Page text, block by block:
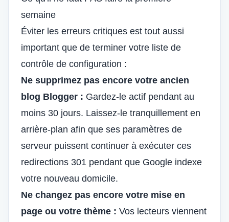
semaine
Éviter les erreurs critiques est tout aussi
important que de terminer votre liste de
contrôle de configuration :
Ne supprimez pas encore votre ancien
blog Blogger : Gardez-le actif pendant au
moins 30 jours. Laissez-le tranquillement en
arrière-plan afin que ses paramètres de
serveur puissent continuer à exécuter ces
redirections 301 pendant que Google indexe
votre nouveau domicile.
Ne changez pas encore votre mise en
page ou votre thème : Vos lecteurs viennent